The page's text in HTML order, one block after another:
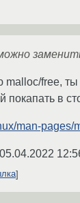
free,
покапать в
man-pages/
05.04.2022